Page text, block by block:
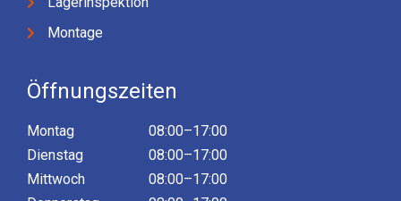
Montage
Öffnungszeiten
Montag
Dienstag
Mittwoch
08:00–17:00
08:00–17:00
08:00–17:00